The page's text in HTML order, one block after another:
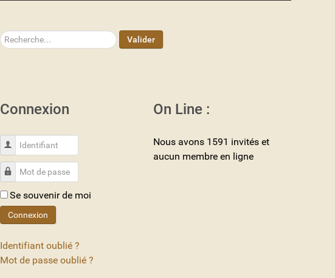
Rechercher Valider
Connexion
Identifiant
Mot de passe
Se souvenir de moi
Connexion
Identifiant oublié ?
Mot de passe oublié ?
On Line :
Nous avons 1591 invités et
aucun membre en ligne